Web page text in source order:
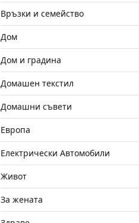
Връзки и семейство
Дом
Дом и градина
Домашен текстил
Домашни съвети
Европа
Електрически Автомобили
Живот
За жената